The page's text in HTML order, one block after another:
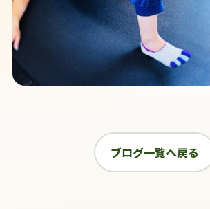
ブログ一覧へ戻る